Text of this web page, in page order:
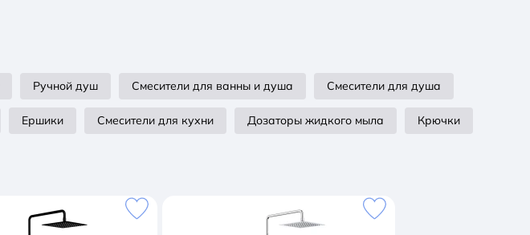
Ручной душ Смесители для ванны и душа Смесители для душа
Ершики Смесители для кухни Дозаторы жидкого мыла Крючки